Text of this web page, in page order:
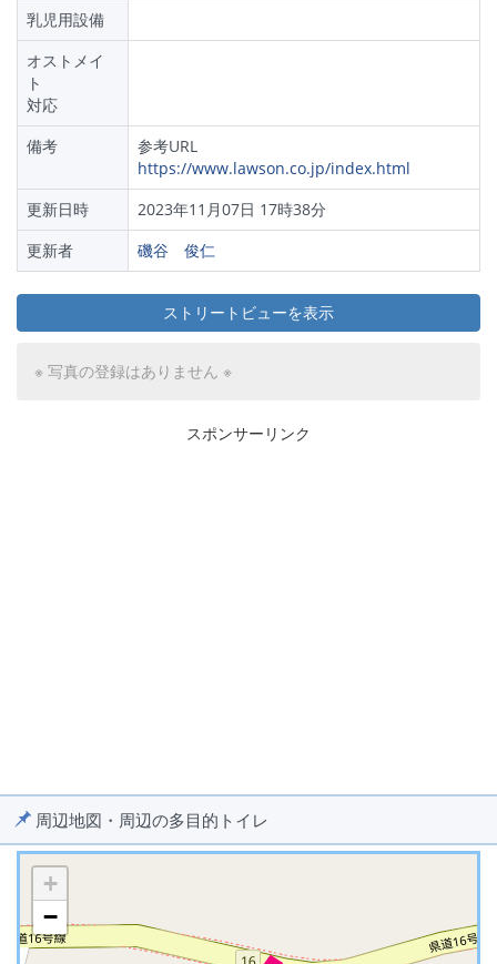
乳児用設備
オストメイ
ト
対応
備考
参考URL
https://www.lawson.co.jp/index.html
更新日時
2023年11月07日 17時38分
更新者
磯谷 俊仁
ストリートビューを表示
※ 写真の登録はありません ※
スポンサーリンク
周辺地図・周辺の多目的トイレ
+
−